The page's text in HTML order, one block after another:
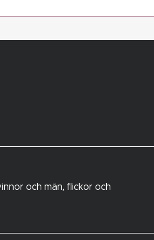
och män, flickor och